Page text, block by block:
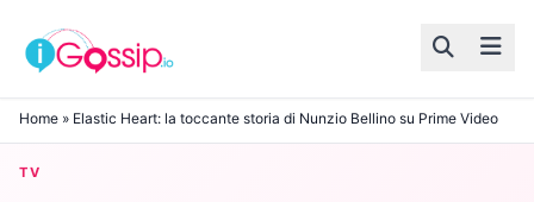
Skip to content
Home » Elastic Heart: la toccante storia di Nunzio Bellino su Prime Video
TV